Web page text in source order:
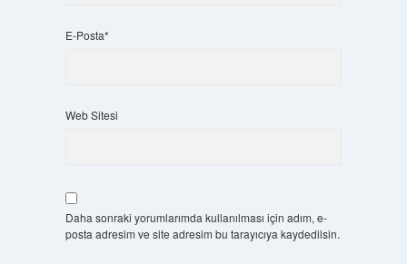
E-Posta*
Web Sitesi
Daha sonraki yorumlarımda kullanılması için adım, e-
posta adresim ve site adresim bu tarayıcıya kaydedilsin.